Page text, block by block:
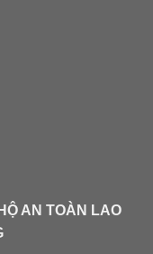
AN TOÀN LAO